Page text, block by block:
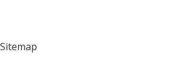
Sitemap